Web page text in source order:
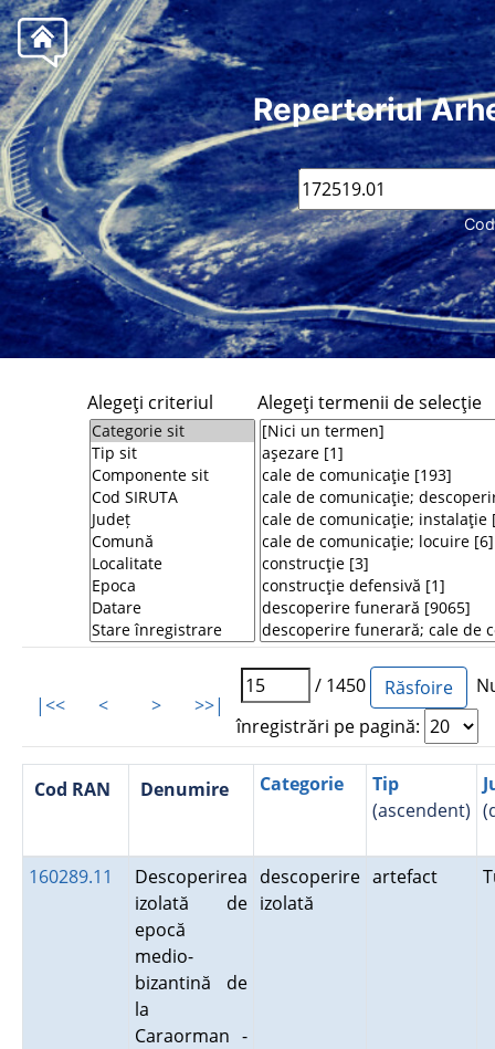
Repertoriul
Cod
Alegeţi criteriul Alegeţi termenii de selecţie
|<< < > >>|
/ 1450
înregistrări pe pagină:
Cod RAN Denumire Categorie
Tip
(ascendent)
160289.11
Descoperirea
izolată de
epocă
medio-
bizantină de
la
Caraorman -
descoperire
izolată
artefact